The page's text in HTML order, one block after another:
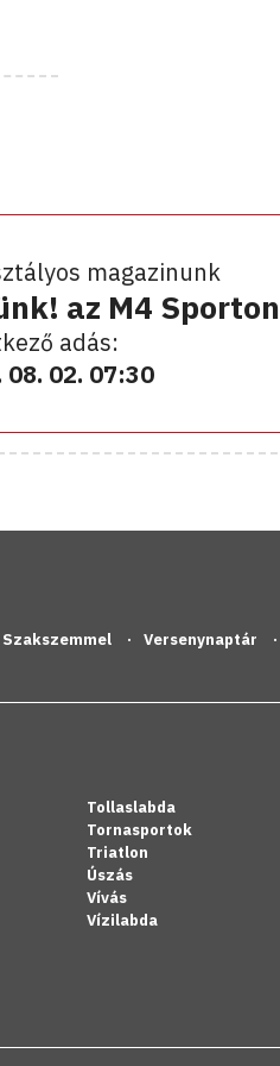
magazinunk
az M4 Sporton
adás:
08. 02. 07:30
Szakszemmel Versenynaptár
Tollaslabda
Tornasportok
Triatlon
Úszás
Vívás
Vízilabda